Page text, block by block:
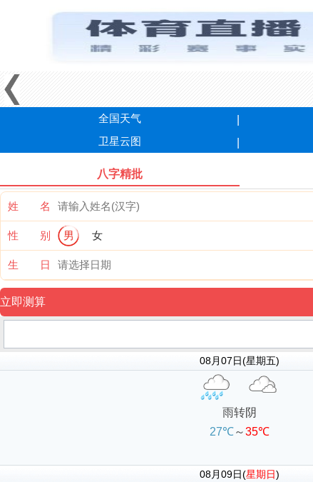
全国天气
卫星云图
八字精批
姓 名
性 别 男 女
生 日
08月07日(星期五)
雨转阴
27℃～35℃
08月09日(星期日)